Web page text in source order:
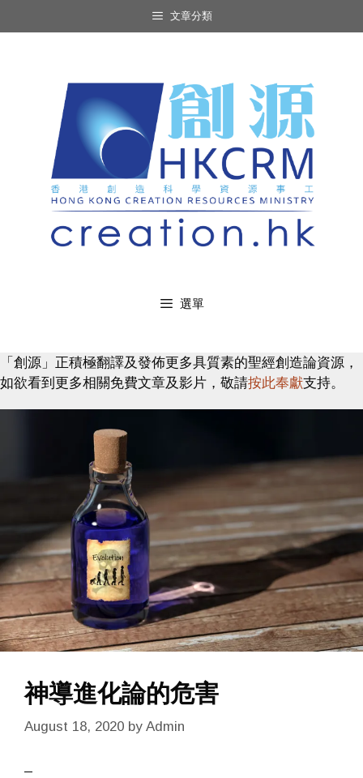
to
文章分類
選單
「創源」正積極翻譯及發佈更多具質素的聖經創造論資源，
如欲看到更多相關免費文章及影片，敬請按此奉獻支持。
神導進化論的危害
August 18, 2020 by Admin